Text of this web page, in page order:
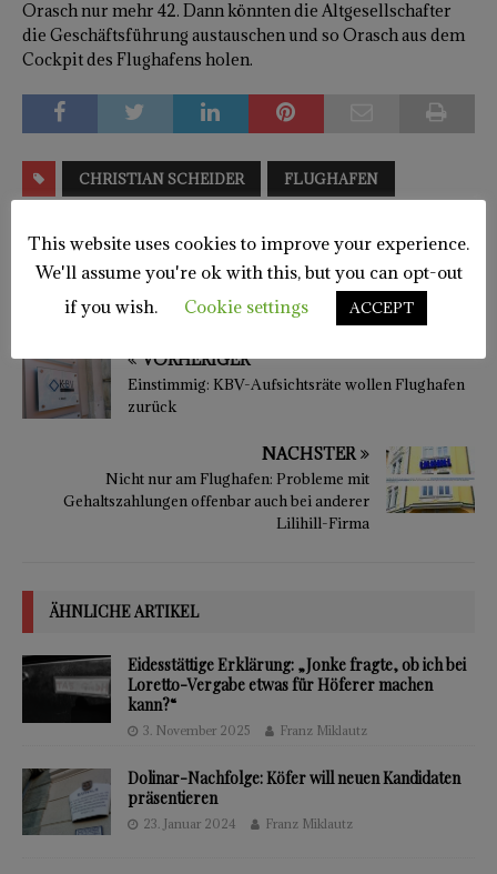
Orasch nur mehr 42. Dann könnten die Altgesellschafter
die Geschäftsführung austauschen und so Orasch aus dem
Cockpit des Flughafens holen.
CHRISTIAN SCHEIDER FLUGHAFEN
MARTIN GRUBER PHILIPP LIESNIG
STADT KLAGENFURT
VORHERIGER
Einstimmig: KBV-Aufsichtsräte wollen Flughafen
zurück
NÄCHSTER
Nicht nur am Flughafen: Probleme mit
Gehaltszahlungen offenbar auch bei anderer
Lilihill-Firma
ÄHNLICHE ARTIKEL
Eidesstättige Erklärung: „Jonke fragte, ob ich bei
Loretto-Vergabe etwas für Höferer machen
kann?“
3. November 2025 Franz Miklautz
Dolinar-Nachfolge: Köfer will neuen Kandidaten
präsentieren
23. Januar 2024 Franz Miklautz
This website uses cookies to improve your experience.
We'll assume you're ok with this, but you can opt-out
if you wish.
Cookie settings ACCEPT